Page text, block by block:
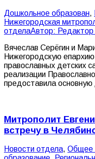
Дошкольное образован,
Нижегородская
отделаАвтор:
Вячеслав Серёгин и
Нижегородскую
православных детских
реализации
предоставила
Митрополит
встречу в
Новости отдела, Общее